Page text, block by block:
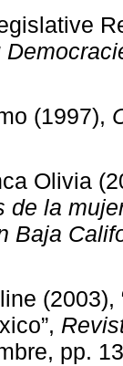
(1997),
Olivia
de la
Baja
pp.